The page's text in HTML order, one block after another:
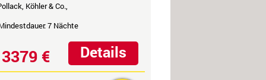
Köhler & Co.,
7 Nächte
Details
3379 €